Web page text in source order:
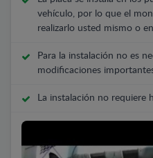
vehículo, por lo que el
realizarlo usted mismo o
Para la instalación no es
modificaciones
La instalación no requiere